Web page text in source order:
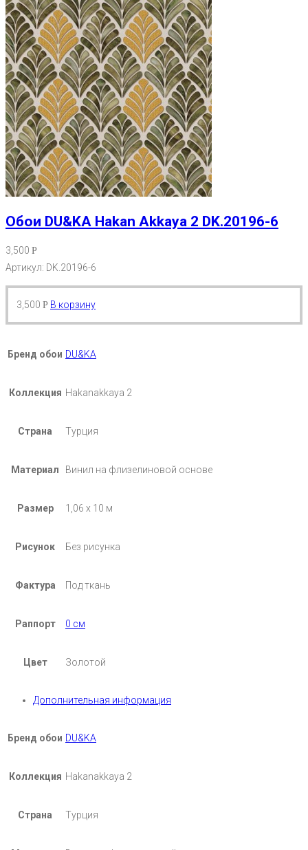
Обои DU&KA Hakan Akkaya 2 DK.20196-6
3,500 Р
Артикул: DK.20196-6
3,500 Р В корзину
Бренд обои DU&KA
Коллекция Hakanakkaya 2
Страна Турция
Материал Винил на флизелиновой основе
Размер 1,06 х 10 м
Рисунок Без рисунка
Фактура Под ткань
Раппорт 0 см
Цвет Золотой
Дополнительная информация
Бренд обои DU&KA
Коллекция Hakanakkaya 2
Страна Турция